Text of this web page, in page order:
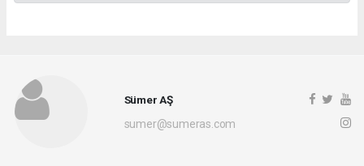
Sümer AŞ
sumer@sumeras.com